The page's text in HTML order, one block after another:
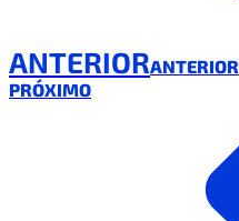
ANTERIORANTERIOR
PRÓXIMO